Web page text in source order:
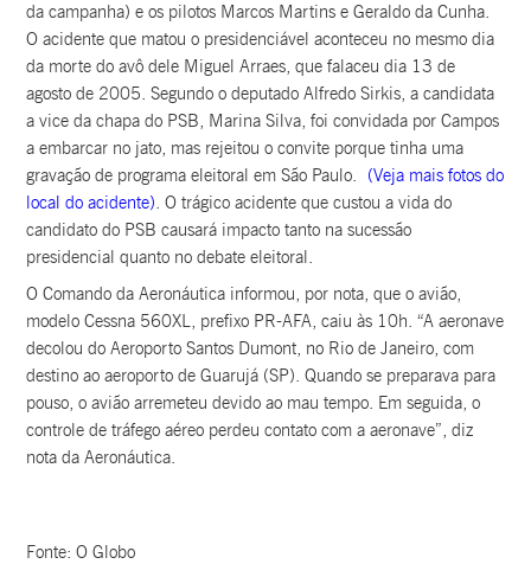
da campanha) e os pilotos Marcos Martins e Geraldo da Cunha.
O acidente que matou o presidenciável aconteceu no mesmo dia
da morte do avô dele Miguel Arraes, que falaceu dia 13 de
agosto de 2005. Segundo o deputado Alfredo Sirkis, a candidata
a vice da chapa do PSB, Marina Silva, foi convidada por Campos
a embarcar no jato, mas rejeitou o convite porque tinha uma
gravação de programa eleitoral em São Paulo. (Veja mais fotos do
local do acidente). O trágico acidente que custou a vida do
candidato do PSB causará impacto tanto na sucessão
presidencial quanto no debate eleitoral.
O Comando da Aeronáutica informou, por nota, que o avião,
modelo Cessna 560XL, prefixo PR-AFA, caiu às 10h. “A aeronave
decolou do Aeroporto Santos Dumont, no Rio de Janeiro, com
destino ao aeroporto de Guarujá (SP). Quando se preparava para
pouso, o avião arremeteu devido ao mau tempo. Em seguida, o
controle de tráfego aéreo perdeu contato com a aeronave”, diz
nota da Aeronáutica.
Fonte: O Globo